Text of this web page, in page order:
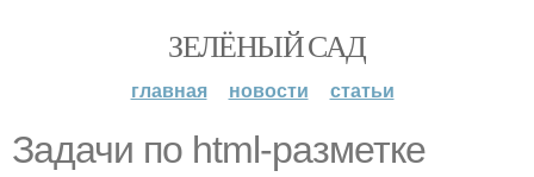
ЗЕЛЁНЫЙ САД
главная новости статьи
Задачи по html-разметке